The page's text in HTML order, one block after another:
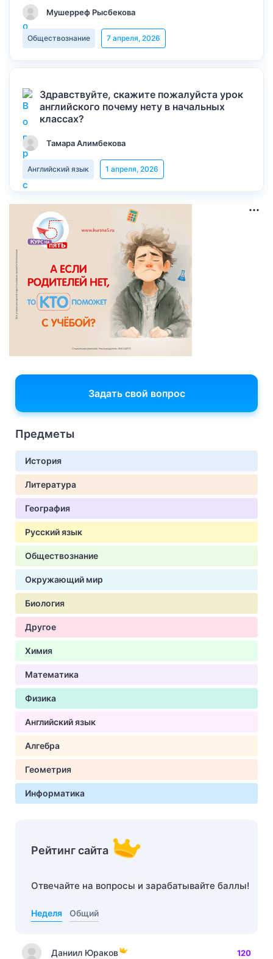
Мушерреф Рысбекова
Обществознание 7 апреля, 2026
Здравствуйте, скажите пожалуйста урок
английского почему нету в начальных
классах?
Тамара Алимбекова
Английский язык 1 апреля, 2026
Задать свой вопрос
Предметы
История
Литература
География
Русский язык
Обществознание
Окружающий мир
Биология
Другое
Химия
Математика
Физика
Английский язык
Алгебра
Геометрия
Информатика
Рейтинг сайта
Отвечайте на вопросы и зарабатывайте баллы!
Неделя Общий
Даниил Юраков 120